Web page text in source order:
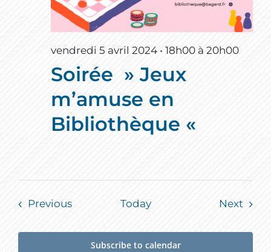
vendredi 5 avril 2024 • 18h00à 20h00
Soirée » Jeux
m’amuse en
Bibliothèque «
PreviousEvents Today Next
Subscribe to calendar